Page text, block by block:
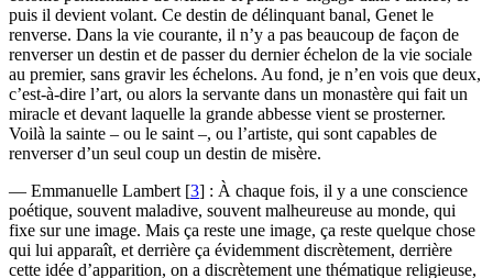
puis il devient volant. Ce destin de délinquant banal, Genet le
renverse. Dans la vie courante, il n’y a pas beaucoup de façon de
renverser un destin et de passer du dernier échelon de la vie sociale
au premier, sans gravir les échelons. Au fond, je n’en vois que deux,
c’est-à-dire l’art, ou alors la servante dans un monastère qui fait un
miracle et devant laquelle la grande abbesse vient se prosterner.
Voilà la sainte – ou le saint –, ou l’artiste, qui sont capables de
renverser d’un seul coup un destin de misère.
— Emmanuelle Lambert [3] : À chaque fois, il y a une conscience
poétique, souvent maladive, souvent malheureuse au monde, qui
fixe sur une image. Mais ça reste une image, ça reste quelque chose
qui lui apparaît, et derrière ça évidemment discrètement, derrière
cette idée d’apparition, on a discrètement une thématique religieuse,